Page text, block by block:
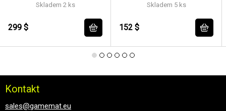
Skladem 2 ks
299 $
Skladem 5 ks
152 $
Kontakt
sales@gamemat.eu